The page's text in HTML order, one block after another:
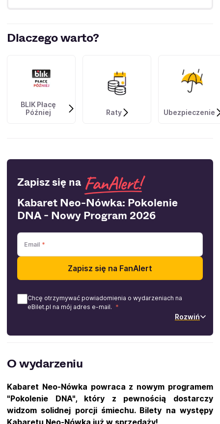
Dlaczego warto?
BLIK Płacę
Później
Raty Ubezpieczenie
Zapisz się na
Kabaret Neo-Nówka: Pokolenie
DNA - Nowy Program 2026
Email
Zapisz się na FanAlert
Chcę otrzymywać powiadomienia o wydarzeniach na
eBilet.pl na mój adres e-mail.
Rozwiń
O wydarzeniu
Kabaret Neo-Nówka powraca z nowym programem
"Pokolenie DNA", który z pewnością dostarczy
widzom solidnej porcji śmiechu. Bilety na występy